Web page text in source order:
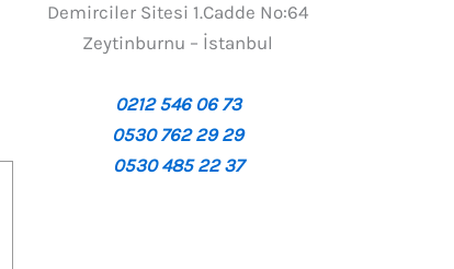
Demirciler Sitesi 1.Cadde No:64
Zeytinburnu – İstanbul
0212 546 06 73
0530 762 29 29
0530 485 22 37